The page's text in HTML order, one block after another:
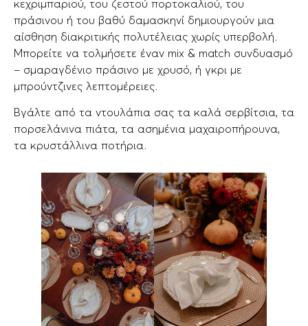
κεχριμπαριού, του ζεστού πορτοκαλιού, του
πράσινου ή του βαθύ δαμασκηνί δημιουργούν μια
αίσθηση διακριτικής πολυτέλειας χωρίς υπερβολή.
Μπορείτε να τολμήσετε έναν mix & match συνδυασμό
– σμαραγδένιο πράσινο με χρυσό, ή γκρι με
μπρούντζινες λεπτομέρειες.
Βγάλτε από τα ντουλάπια σας τα καλά σερβίτσια, τα
πορσελάνινα πιάτα, τα ασημένια μαχαιροπήρουνα,
τα κρυστάλλινα ποτήρια.